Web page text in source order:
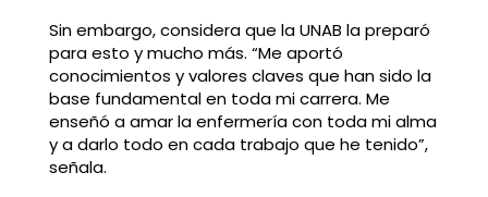
Sin embargo, considera que la UNAB la preparó
para esto y mucho más. “Me aportó
conocimientos y valores claves que han sido la
base fundamental en toda mi carrera. Me
enseñó a amar la enfermería con toda mi alma
y a darlo todo en cada trabajo que he tenido”,
señala.